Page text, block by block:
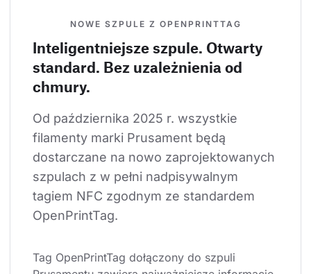
NOWE SZPULE Z OPENPRINTTAG
Inteligentniejsze szpule. Otwarty
standard. Bez uzależnienia od
chmury.
Od października 2025 r. wszystkie
filamenty marki Prusament będą
dostarczane na nowo zaprojektowanych
szpulach z w pełni nadpisywalnym
tagiem NFC zgodnym ze standardem
OpenPrintTag.
Tag OpenPrintTag dołączony do szpuli